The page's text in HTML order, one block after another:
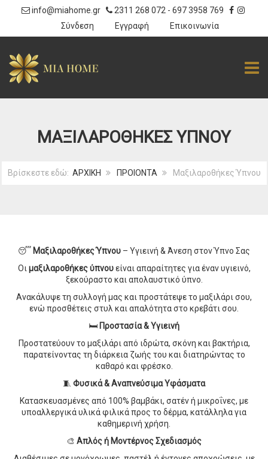
info@miahome.gr 2311 268 072 - 697 3958 769
Σύνδεση
Εγγραφή Επικοινωνία
ΜΑΞΙΛΑΡΟΘΉΚΕΣ ΎΠΝΟΥ
Βρίσκεστε εδώ: ΑΡΧΙΚΗ ΠΡΟΙΟΝΤΑ Μαξιλαροθήκες Ύπνου
😴 Μαξιλαροθήκες Ύπνου – Υγιεινή & Άνεση στον Ύπνο Σας
Οι μαξιλαροθήκες ύπνουείναι απαραίτητες για έναν υγιεινό,
ξεκούραστο και απολαυστικό ύπνο.
Ανακάλυψε τη συλλογή μας και προστάτεψε το μαξιλάρι σου,
ενώ προσθέτεις στυλ και απαλότητα στο κρεβάτι σου.
🛏️ Προστασία & Υγιεινή
Προστατεύουν το μαξιλάρι από ιδρώτα, σκόνη και βακτήρια,
παρατείνοντας τη διάρκεια ζωής του και διατηρώντας το
καθαρό και φρέσκο.
🧵 Φυσικά & Αναπνεύσιμα Υφάσματα
Κατασκευασμένες από 100% βαμβάκι, σατέν ή μικροΐνες, με
υποαλλεργικά υλικά φιλικά προς το δέρμα, κατάλληλα για
καθημερινή χρήση.
🎨 Απλός ή Μοντέρνος Σχεδιασμός